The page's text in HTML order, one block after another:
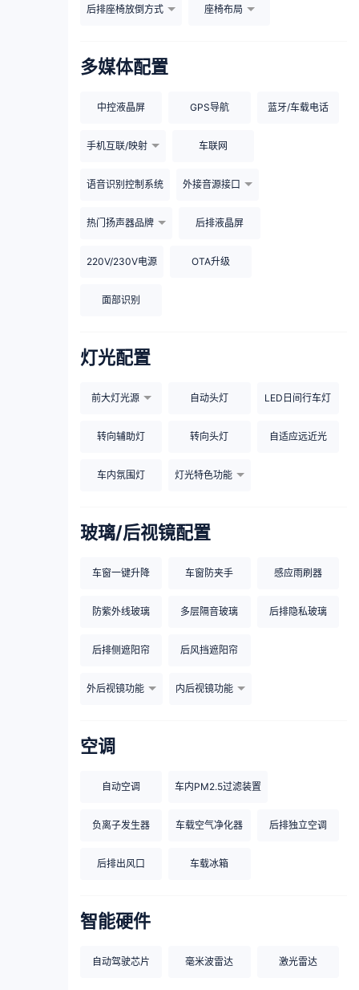
后排座椅放倒方式 座椅布局
多媒体配置
中控液晶屏 GPS导航 蓝牙/车载电话
手机互联/映射 车联网
语音识别控制系统 外接音源接口
热门扬声器品牌 后排液晶屏
220V/230V电源 OTA升级
面部识别
灯光配置
前大灯光源 自动头灯 LED日间行车灯
转向辅助灯 转向头灯 自适应远近光
车内氛围灯 灯光特色功能
玻璃/后视镜配置
车窗一键升降 车窗防夹手 感应雨刷器
防紫外线玻璃 多层隔音玻璃 后排隐私玻璃
后排侧遮阳帘 后风挡遮阳帘
外后视镜功能 内后视镜功能
空调
自动空调 车内PM2.5过滤装置
负离子发生器 车载空气净化器 后排独立空调
后排出风口 车载冰箱
智能硬件
自动驾驶芯片 毫米波雷达 激光雷达